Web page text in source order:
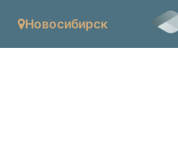
Новосибирск